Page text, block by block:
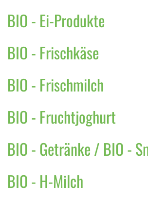
BIO - Ei-Produkte
BIO - Frischkäse
BIO - Frischmilch
BIO - Fruchtjoghurt
BIO - Getränke / BIO -
BIO - H-Milch